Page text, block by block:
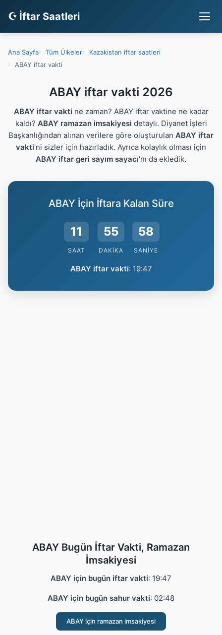
☪ İftar Saatleri
Ana Sayfa Tüm Ülkeler
Kazakistan iftar saatleri
ABAY iftar vakti
ABAY iftar vakti 2026
ABAY iftar vakti ne zaman? ABAY iftar vaktine ne kadar
kaldı? ABAY ramazan imsakiyesi detaylı. Diyanet İşleri
Başkanlığından alınan verilere göre oluşturulan ABAY iftar
vakti'ni sizler için hazırladık. Ayrıca kolaylık olması için
ABAY iftar geri sayım sayacı'nı da ekledik.
ABAY İçin İftara Kalan Süre
11
SAAT
55
DAKIKA
58
SANIYE
ABAY iftar vakti: 19:47
ABAY Bugün İftar Vakti, Ramazan
İmsakiyesi
ABAY için bugün iftar vakti: 19:47
ABAY için bugün sahur vakti: 02:48
ABAY için ramazan imsakiyesi